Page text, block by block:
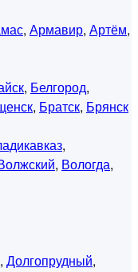
, Армавир, Артём,
, Белгород,
, Братск, Брянск
,
, Вологда,
, Долгопрудный,